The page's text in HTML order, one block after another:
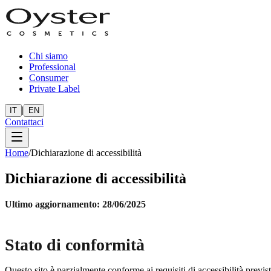
Chi siamo
Professional
Consumer
Private Label
IT | EN
Contattaci
Home/Dichiarazione di accessibilità
Dichiarazione di accessibilità
Ultimo aggiornamento: 28/06/2025
Stato di conformità